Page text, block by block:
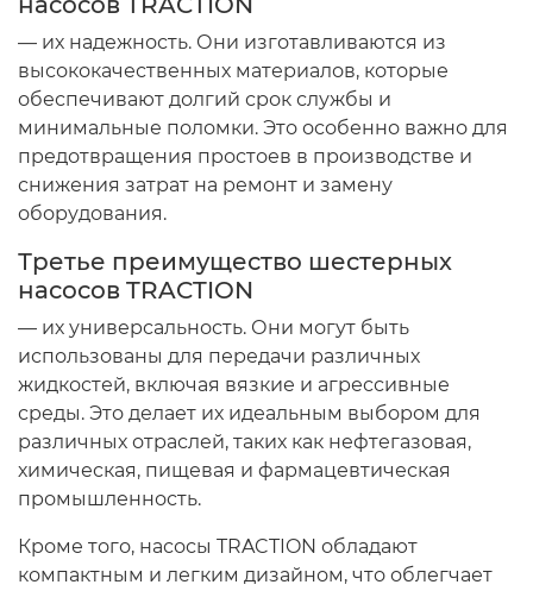
— их надежность. Они изготавливаются из
высококачественных материалов, которые
обеспечивают долгий срок службы и
минимальные поломки. Это особенно важно для
предотвращения простоев в производстве и
снижения затрат на ремонт и замену
оборудования.
Третье преимущество шестерных
насосов TRACTION
— их универсальность. Они могут быть
использованы для передачи различных
жидкостей, включая вязкие и агрессивные
среды. Это делает их идеальным выбором для
различных отраслей, таких как нефтегазовая,
химическая, пищевая и фармацевтическая
промышленность.
Кроме того, насосы TRACTION обладают
компактным и легким дизайном, что облегчает
РЕЗИНА,диски.
РЕМКОМПЛЕКТЫ
РЕМНИ
Свободный код
СЕЛЬХОЗ-МАШИНЫ
СТЁКЛА
ТО-49 , ТО-30. ТО-28
ТОПЛИВОПРОВОДЫ.
Трактор ДТ-175 (ВОЛГАРЬ). ВТ-100